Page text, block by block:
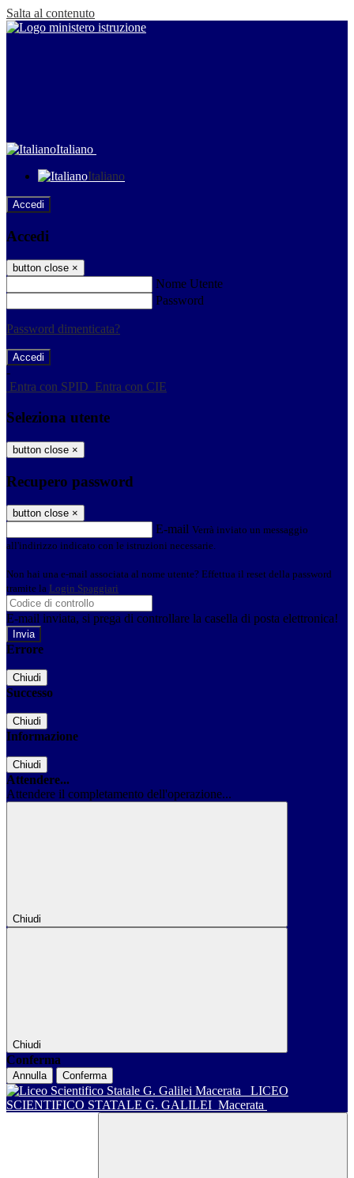
Salta al contenuto
Italiano
Italiano
Accedi
Accedi
button close ×
Nome Utente
Password
Password dimenticata?
-
Entra con SPID Entra con CIE
Seleziona utente
button close ×
Recupero password
button close ×
E-mail Verrà inviato un messaggio
all'indirizzo indicato con le istruzioni necessarie.
Non hai una e-mail associata al nome utente? Effettua il reset della password
tramite la Login Spaggiari
E-mail inviata, si prega di controllare la casella di posta elettronica!
Errore
Chiudi
Successo
Chiudi
Informazione
Chiudi
Attendere...
Attendere il completamento dell'operazione...
Chiudi
Chiudi
Conferma
Annulla Conferma
LICEO
SCIENTIFICO STATALE G. GALILEI Macerata